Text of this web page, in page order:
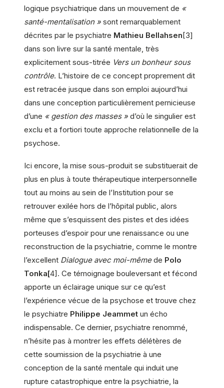
logique psychiatrique dans un mouvement de «
santé-mentalisation » sont remarquablement
décrites par le psychiatre Mathieu Bellahsen[3]
dans son livre sur la santé mentale, très
explicitement sous-titrée Vers un bonheur sous
contrôle. L’histoire de ce concept proprement dit
est retracée jusque dans son emploi aujourd’hui
dans une conception particulièrement pernicieuse
d’une « gestion des masses » d’où le singulier est
exclu et a fortiori toute approche relationnelle de la
psychose.
Ici encore, la mise sous-produit se substituerait de
plus en plus à toute thérapeutique interpersonnelle
tout au moins au sein de l’Institution pour se
retrouver exilée hors de l’hôpital public, alors
même que s’esquissent des pistes et des idées
porteuses d’espoir pour une renaissance ou une
reconstruction de la psychiatrie, comme le montre
l’excellent Dialogue avec moi-mêmede Polo
Tonka[4]. Ce témoignage bouleversant et fécond
apporte un éclairage unique sur ce qu’est
l’expérience vécue de la psychose et trouve chez
le psychiatre Philippe Jeammet un écho
indispensable. Ce dernier, psychiatre renommé,
n’hésite pas à montrer les effets délétères de
cette soumission de la psychiatrie à une
conception de la santé mentale qui induit une
rupture catastrophique entre la psychiatrie, la